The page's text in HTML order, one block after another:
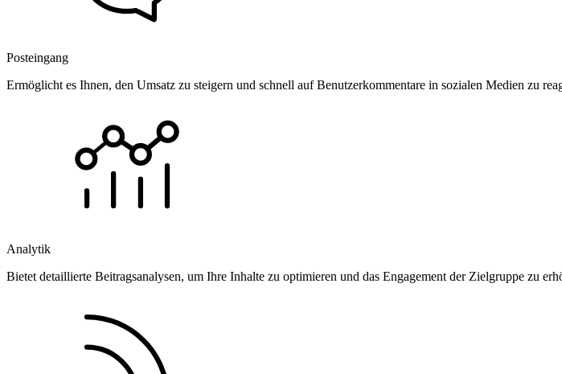
Posteingang
Ermöglicht es Ihnen, den Umsatz zu steigern und schnell auf Benutzerkommentare in sozialen Medien zu
Analytik
Bietet detaillierte Beitragsanalysen, um Ihre Inhalte zu optimieren und das Engagement der Zielgruppe zu